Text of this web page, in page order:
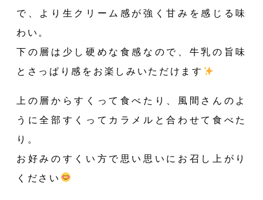
で、より生クリーム感が強く甘みを感じる味
わい。
下の層は少し硬めな食感なので、牛乳の旨味
とさっぱり感をお楽しみいただけます
上の層からすくって食べたり、風間さんのよ
うに全部すくってカラメルと合わせて食べた
り。
お好みのすくい方で思い思いにお召し上がり
ください